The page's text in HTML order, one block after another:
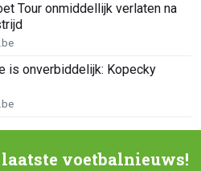
Tour onmiddellijk verlaten na
is onverbiddelijk: Kopecky
voetbalnieuws!